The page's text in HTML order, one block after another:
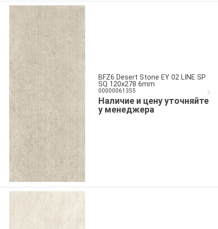
BFZ6 Desert Stone EY 02 LINE SP
SQ 120x278 6mm
00000061355
Наличие и цену уточняйте
у менеджера